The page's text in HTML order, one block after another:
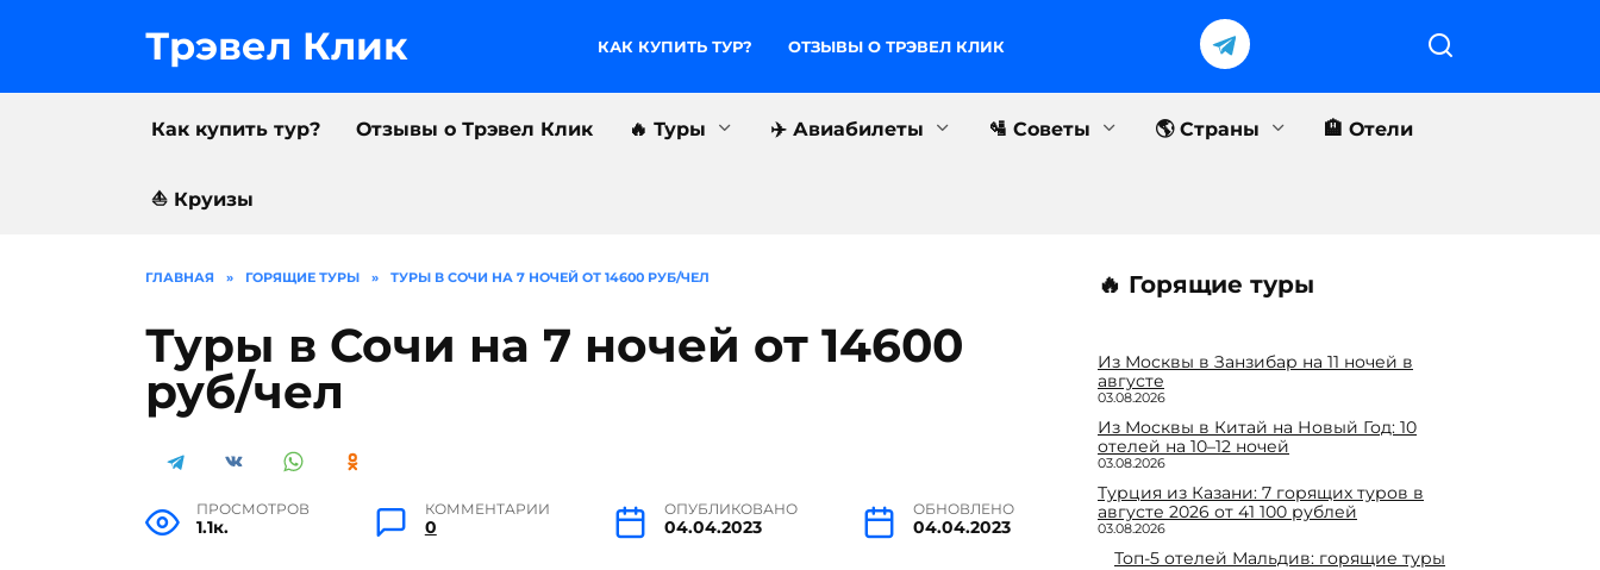
Трэвел Клик КАК КУПИТЬ ТУР? ОТЗЫВЫ О ТРЭВЕЛ КЛИК
Как купить тур? Отзывы о Трэвел Клик 🔥 Туры ✈️ Авиабилеты 🛂 Советы 🌎 Страны 🏨 Отели
⛵️ Круизы
ГЛАВНАЯ » ГОРЯЩИЕ ТУРЫ » ТУРЫ В СОЧИ НА 7 НОЧЕЙ ОТ 14600 РУБ/ЧЕЛ
Туры в Сочи на 7 ночей от 14600
руб/чел
ПРОСМОТРОВ
1.1к.
КОММЕНТАРИИ
0
ОПУБЛИКОВАНО
04.04.2023
ОБНОВЛЕНО
04.04.2023
🔥 Горящие туры
Из Москвы в Занзибар на 11 ночей в
августе
03.08.2026
Из Москвы в Китай на Новый Год: 10
отелей на 10–12 ночей
03.08.2026
Турция из Казани: 7 горящих туров в
августе 2026 от 41 100 рублей
03.08.2026
Топ-5 отелей Мальдив: горящие туры